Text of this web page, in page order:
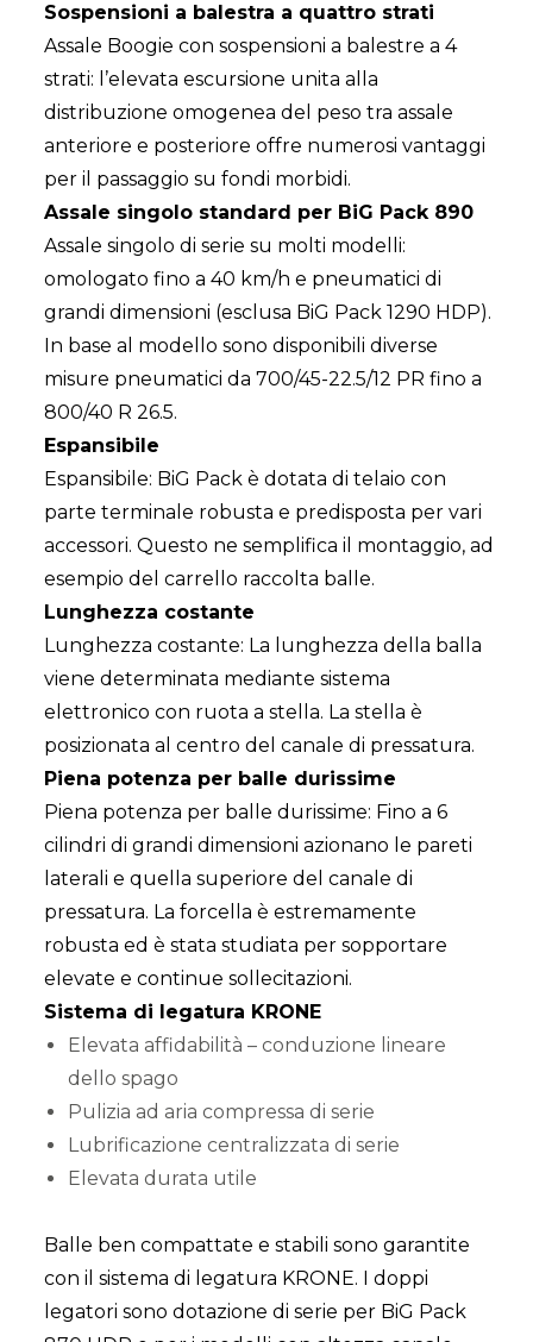
Sospensioni a balestra a quattro strati
Assale Boogie con sospensioni a balestre a 4
strati: l’elevata escursione unita alla
distribuzione omogenea del peso tra assale
anteriore e posteriore offre numerosi vantaggi
per il passaggio su fondi morbidi.
Assale singolo standard per BiG Pack 890
Assale singolo di serie su molti modelli:
omologato fino a 40 km/h e pneumatici di
grandi dimensioni (esclusa BiG Pack 1290 HDP).
In base al modello sono disponibili diverse
misure pneumatici da 700/45-22.5/12 PR fino a
800/40 R 26.5.
Espansibile
Espansibile: BiG Pack è dotata di telaio con
parte terminale robusta e predisposta per vari
accessori. Questo ne semplifica il montaggio, ad
esempio del carrello raccolta balle.
Lunghezza costante
Lunghezza costante: La lunghezza della balla
viene determinata mediante sistema
elettronico con ruota a stella. La stella è
posizionata al centro del canale di pressatura.
Piena potenza per balle durissime
Piena potenza per balle durissime: Fino a 6
cilindri di grandi dimensioni azionano le pareti
laterali e quella superiore del canale di
pressatura. La forcella è estremamente
robusta ed è stata studiata per sopportare
elevate e continue sollecitazioni.
Sistema di legatura KRONE
Elevata affidabilità – conduzione lineare
dello spago
Pulizia ad aria compressa di serie
Lubrificazione centralizzata di serie
Elevata durata utile
Balle ben compattate e stabili sono garantite
con il sistema di legatura KRONE. I doppi
legatori sono dotazione di serie per BiG Pack